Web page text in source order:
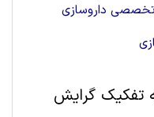
تخصصی داروسازی
تفکیک گرایش